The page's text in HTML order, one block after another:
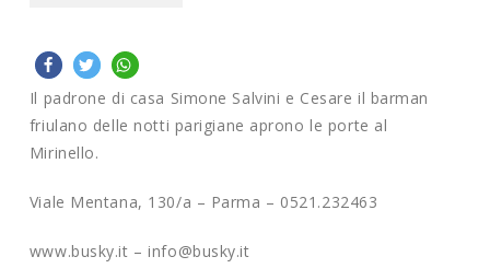
Il padrone di casa Simone Salvini e Cesare il barman
friulano delle notti parigiane aprono le porte al
Mirinello.
Viale Mentana, 130/a – Parma – 0521.232463
www.busky.it – info@busky.it